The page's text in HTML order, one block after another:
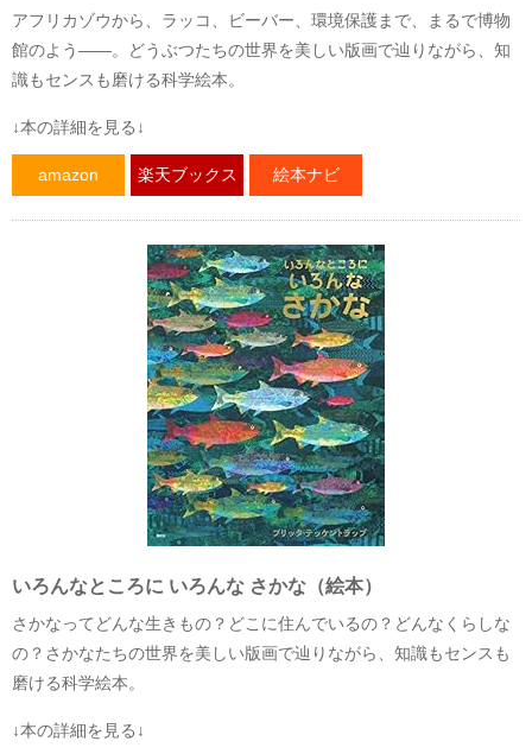
アフリカゾウから、ラッコ、ビーバー、環境保護まで、まるで博物
館のよう――。どうぶつたちの世界を美しい版画で辿りながら、知
識もセンスも磨ける科学絵本。
↓本の詳細を見る↓
amazon 楽天ブックス 絵本ナビ
いろんなところに いろんな さかな（絵本）
さかなってどんな生きもの？どこに住んでいるの？どんなくらしな
の？さかなたちの世界を美しい版画で辿りながら、知識もセンスも
磨ける科学絵本。
↓本の詳細を見る↓